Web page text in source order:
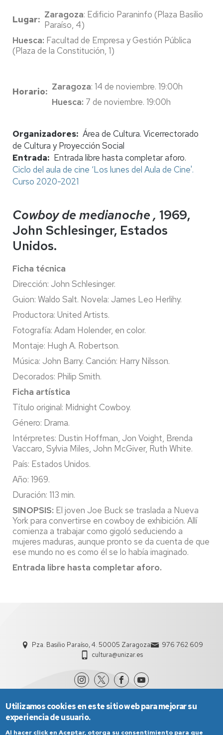
Lugar Zaragoza: Edificio Paraninfo (Plaza Basilio
Paraíso, 4)
Huesca: Facultad de Empresa y Gestión Pública
(Plaza de la Constitución, 1)
Horario Zaragoza: 14 de noviembre. 19:00h
Huesca: 7 de noviembre. 19:00h
Organizadores Área de Cultura. Vicerrectorado
de Cultura y Proyección Social
Entrada
Entrada libre hasta completar aforo.
Ciclo del aula de cine ‘Los lunes del Aula de Cine'.
Curso 2020-2021
Cowboy de medianoche , 1969,
John Schlesinger, Estados
Unidos.
Ficha técnica
Dirección: John Schlesinger.
Guion: Waldo Salt. Novela: James Leo Herlihy.
Productora: United Artists.
Fotografía: Adam Holender, en color.
Montaje: Hugh A. Robertson.
Música: John Barry. Canción: Harry Nilsson.
Decorados: Philip Smith.
Ficha artística
Título original: Midnight Cowboy.
Género: Drama.
Intérpretes: Dustin Hoffman, Jon Voight, Brenda
Vaccaro, Sylvia Miles, John McGiver, Ruth White.
País: Estados Unidos.
Año: 1969.
Duración: 113 min.
SINOPSIS: El joven Joe Buck se traslada a Nueva
York para convertirse en cowboy de exhibición. Allí
comienza a trabajar como gigoló seduciendo a
mujeres maduras, aunque pronto se da cuenta de que
ese mundo no es como él se lo había imaginado.
Entrada libre hasta completar aforo.
Pza. Basilio Paraíso, 4. 50005 Zaragoza
976 762 609
cultura@unizar.es
Utilizamos cookies en este sitio web para mejorar su
experiencia de usuario.
Al hacer click en Aceptar, otorga su consentimiento para que